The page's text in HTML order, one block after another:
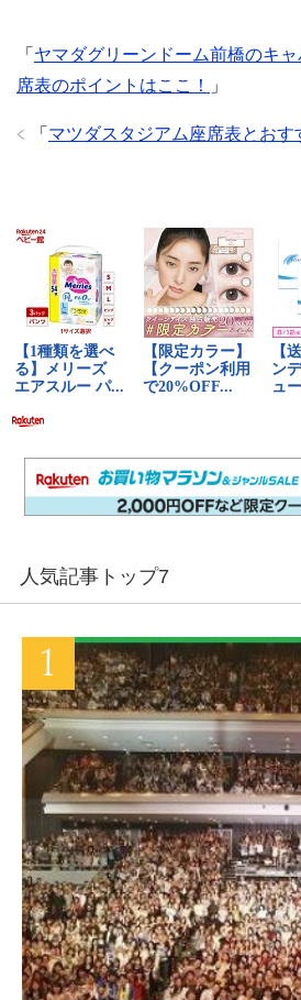
「 ヤマダグリーンドーム前橋のキ
席表のポイントはここ！
」
「 マツダスタジアム座席表とおす
人気記事トップ7